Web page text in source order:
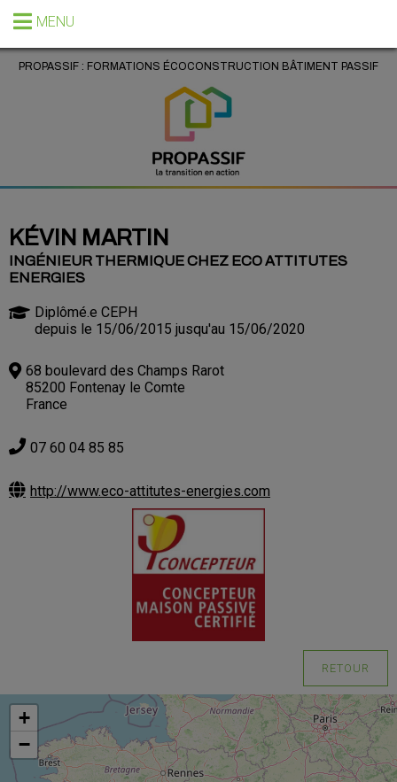
MENU
PROPASSIF : FORMATIONS ÉCOCONSTRUCTION BÂTIMENT PASSIF
KÉVIN MARTIN
INGÉNIEUR THERMIQUE CHEZ ECO ATTITUTES
ENERGIES
Diplômé.e CEPH
depuis le 15/06/2015 jusqu'au 15/06/2020
68 boulevard des Champs Rarot
85200 Fontenay le Comte
France
07 60 04 85 85
http://www.eco-attitutes-energies.com
RETOUR
+
−